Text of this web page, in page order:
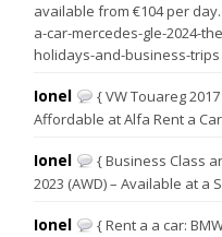
available from €104 per
a-car-mercedes-gle-2024-
holidays-and-business-
Ionel
{ VW Touareg
Affordable at Alfa Rent a Car
Ionel
{ Business Class
2023 (AWD) – Available at a
Ionel
{ Rent a a car: